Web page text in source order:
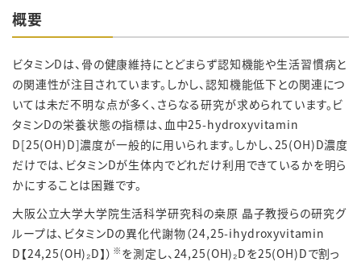
概要
ビタミンDは、骨の健康維持にとどまらず認知機能や生活習慣病と
の関連性が注目されています。しかし、認知機能低下との関連につ
いては未だ不明な点が多く、さらなる研究が求められています。ビ
タミンDの栄養状態の指標は、血中25-hydroxyvitamin
D[25(OH)D]濃度が一般的に用いられます。しかし、25(OH)D濃度
だけでは、ビタミンDが生体内でどれだけ利用できているかを明ら
かにすることは困難です。
大阪公立大学大学院生活科学研究科の桒原 晶子教授らの研究グ
ループは、ビタミンDの異化代謝物（24,25-ihydroxyvitamin
D【24,25(OH)₂D】） ※ を測定し、24,25(OH)₂Dを25(OH)Dで割っ